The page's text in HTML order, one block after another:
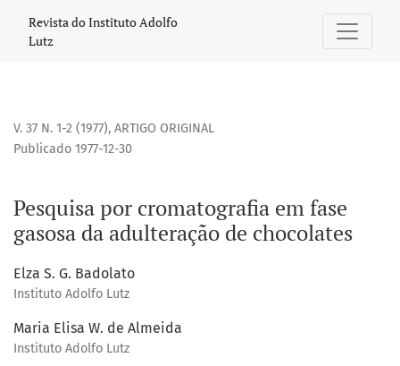
Pesquisa por cromatografia em fase gasosa da
Revista do Instituto Adolfo
Lutz
V. 37 N. 1-2 (1977), ARTIGO ORIGINAL
Pesquisa por cromatografia em fase
gasosa da adulteração de chocolates
Publicado 1977-12-30
Elza S. G. Badolato
Instituto Adolfo Lutz
Maria Elisa W. de Almeida
Instituto Adolfo Lutz